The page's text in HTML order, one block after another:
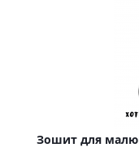
Зошит для